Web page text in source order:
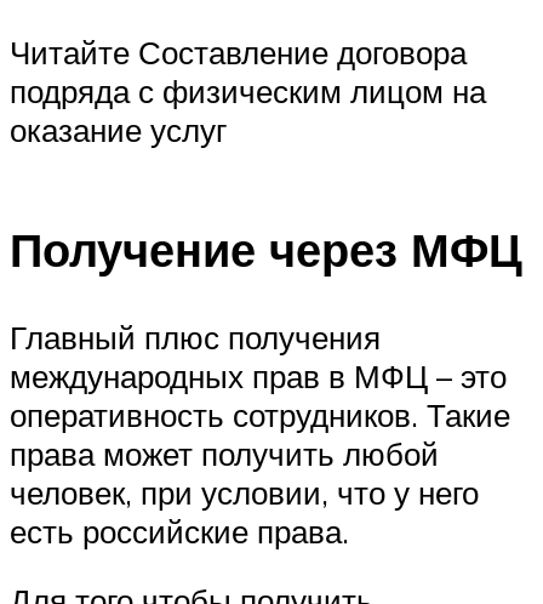
Читайте Составление договора
подряда с физическим лицом на
оказание услуг
Получение через МФЦ
Главный плюс получения
международных прав в МФЦ – это
оперативность сотрудников. Такие
права может получить любой
человек, при условии, что у него
есть российские права.